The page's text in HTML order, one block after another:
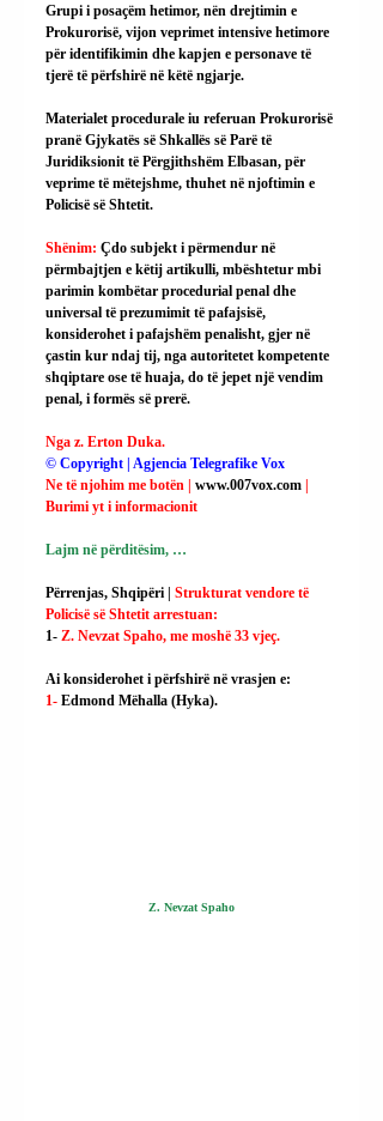
Grupi i posaçëm hetimor, nën drejtimin e
Prokurorisë, vijon veprimet intensive hetimore
për identifikimin dhe kapjen e personave të
tjerë të përfshirë në këtë ngjarje.
Materialet procedurale iu referuan Prokurorisë
pranë Gjykatës së Shkallës së Parë të
Juridiksionit të Përgjithshëm Elbasan, për
veprime të mëtejshme, thuhet në njoftimin e
Policisë së Shtetit.
Shënim: Çdo subjekt i përmendur në
përmbajtjen e këtij artikulli, mbështetur mbi
parimin kombëtar procedurial penal dhe
universal të prezumimit të pafajsisë,
konsiderohet i pafajshëm penalisht, gjer në
çastin kur ndaj tij, nga autoritetet kompetente
shqiptare ose të huaja, do të jepet një vendim
penal, i formës së prerë.
Nga z. Erton Duka.
© Copyright | Agjencia Telegrafike Vox
Ne të njohim me botën | www.007vox.com
Burimi yt i informacionit
Lajm në përditësim, …
Përrenjas, Shqipëri | Strukturat vendore të
Policisë së Shtetit arrestuan:
1- Z. Nevzat Spaho, me moshë 33 vjeç.
Ai konsiderohet i përfshirë në vrasjen e:
1- Edmond Mëhalla (Hyka).
Z. Nevzat Spaho